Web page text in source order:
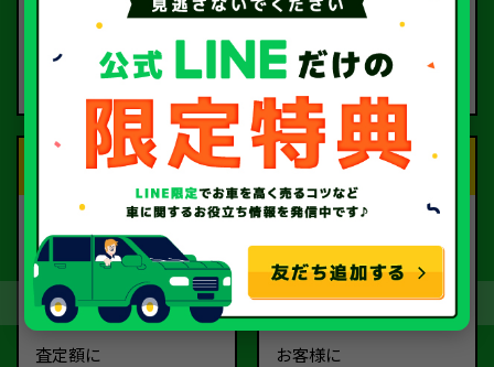
お電話または査定フォー
ムより
ご依頼ください。
査定のプロが
お電話で回答いたしま
す。
Step.3
契約
査定額に
Step.4
お引取り
お客様に